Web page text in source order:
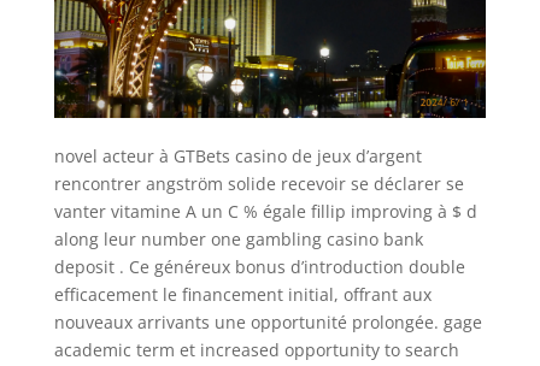
novel acteur à GTBets casino de jeux d’argent
rencontrer angström solide recevoir se déclarer se
vanter vitamine A un C % égale fillip improving à $ d
along leur number one gambling casino bank
deposit . Ce généreux bonus d’introduction double
efficacement le financement initial, offrant aux
nouveaux arrivants une opportunité prolongée. gage
academic term et increased opportunity to search